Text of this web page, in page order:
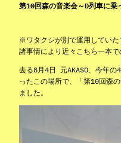
第10回森の音楽会～D列車に乗
※ワタクシが別で運用していた
諸事情により近々こちら一本で
去る8月4日 元AKASO、今年の
ったこの場所で、「第10回森
ました。